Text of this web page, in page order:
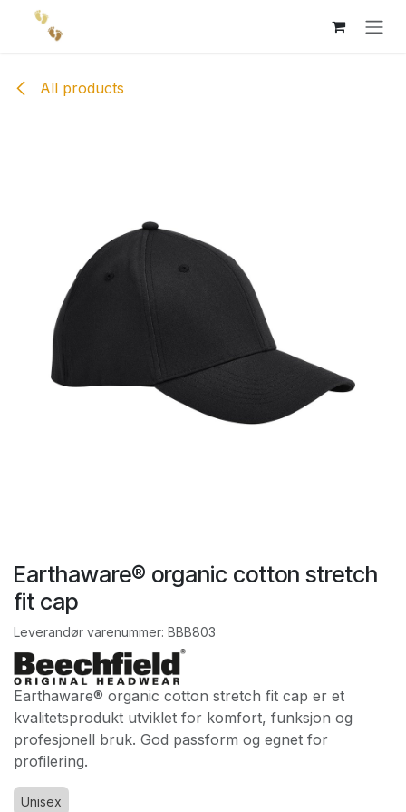
Skip to Content
All products
Earthaware® organic cotton stretch
fit cap
Leverandør varenummer: BBB803
Earthaware® organic cotton stretch fit cap er et
kvalitetsprodukt utviklet for komfort, funksjon og
profesjonell bruk. God passform og egnet for
profilering.
Unisex